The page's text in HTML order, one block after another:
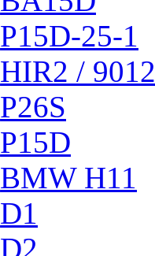
P15D-25-1
HIR2 / 9012
P26S
P15D
BMW H11
D1
D2